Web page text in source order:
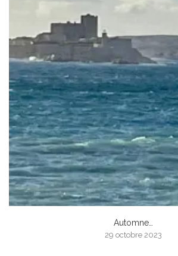
Automne…
29 octobre 2023